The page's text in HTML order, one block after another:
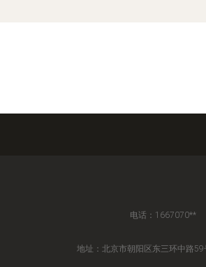
电话：1667070**
地址：北京市朝阳区东三环中路59